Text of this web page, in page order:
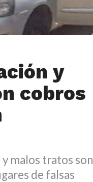
y
cobros
malos tratos son
de falsas